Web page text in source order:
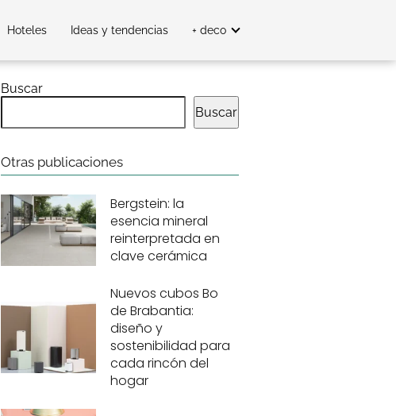
Hoteles Ideas y tendencias + deco
Buscar
Buscar
Otras publicaciones
Bergstein: la
esencia mineral
reinterpretada en
clave cerámica
Nuevos cubos Bo
de Brabantia:
diseño y
sostenibilidad para
cada rincón del
hogar